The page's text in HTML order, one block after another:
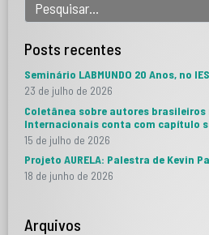
Posts recentes
Seminário LABMUNDO 20 Anos, no
23 de julho de 2026
Coletânea sobre autores brasileiros
Internacionais conta com capítulo
15 de julho de 2026
Projeto AURELA: Palestra de Kevin
18 de junho de 2026
Arquivos